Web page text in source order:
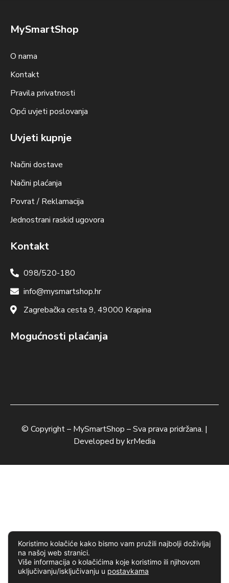
MySmartShop
O nama
Kontakt
Pravila privatnosti
Opći uvjeti poslovanja
Uvjeti kupnje
Načini dostave
Načini plaćanja
Povrat / Reklamacija
Jednostrani raskid ugovora
Kontakt
098/520-180
info@mysmartshop.hr
Zagrebačka cesta 9, 49000 Krapina
Mogućnosti plaćanja
© Copyright – MySmartShop – Sva prava pridržana. |
Developed bykrMedia
Koristimo kolačiće kako bismo vam pružili najbolji doživljaj
na našoj web stranici.
Više informacija o kolačićima koje koristimo ili njihovom
uključivanju/isključivanju u postavkama